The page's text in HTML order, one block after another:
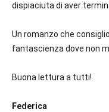
dispiaciuta di aver
Un romanzo che
fantascienza dove non
Buona lettura a tutti!
Federica